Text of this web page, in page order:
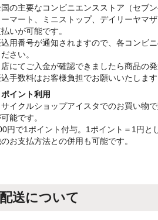
の主要なコンビニエンスストア（セブ
マート、ミニストップ、デイリーヤマ
いが可能です。
用番号が通知されますので、各コンビ
さい。
にてご入金が確認できましたら商品の発
手数料はお客様負担でお願いいたします
イント利用
イクルショップアイスタでのお買い物
能です。
円で1ポイント付与。1ポイント＝1円と
お支払方法との併用も可能です。
配送について